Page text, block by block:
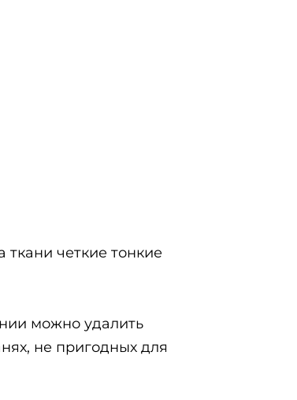
четкие тонкие
можно удалить
не пригодных для